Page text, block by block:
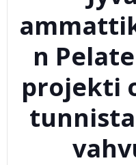
n
projekti